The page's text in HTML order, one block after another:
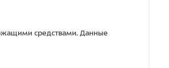
средствами. Данные